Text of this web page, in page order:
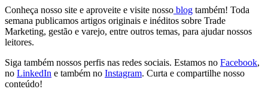
Conheça nosso site e aproveite e visite nosso blog também! Toda
semana publicamos artigos originais e inéditos sobre Trade
Marketing, gestão e varejo, entre outros temas, para ajudar nossos
leitores.
Siga também nossos perfis nas redes sociais. Estamos no Facebook,
no LinkedIn e também no Instagram. Curta e compartilhe nosso
conteúdo!